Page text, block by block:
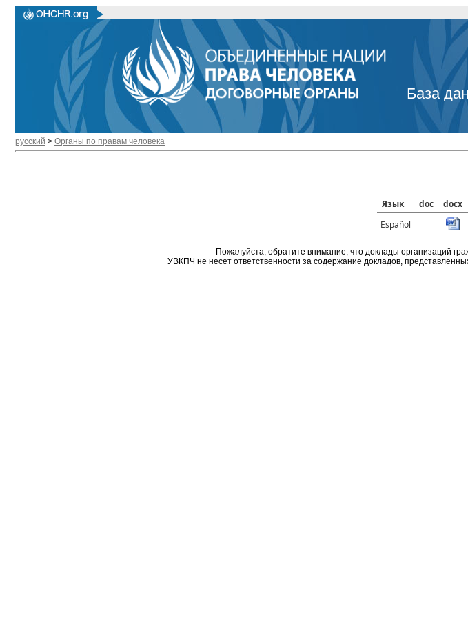
База
русский > Органы по правам человека
Язык doc docx
Español
Пожалуйста, обратите внимание, что доклады организаций
УВКПЧ не несет ответственности за содержание докладов,